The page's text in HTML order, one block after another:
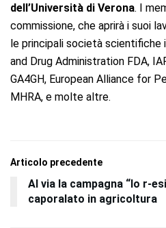
dell’Università di Verona. I
commissione, che aprirà i suoi
le principali società scientifiche
and Drug Administration FDA,
GA4GH, European Alliance for
MHRA, e molte altre.
Articolo precedente
Al via la campagna “Io r-
caporalato in agricoltura